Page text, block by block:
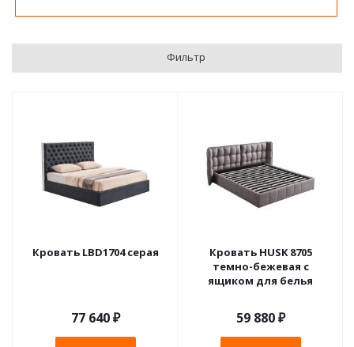
Фильтр
Кровать LBD1704 серая
77 640₽
Кровать HUSK 8705
темно-бежевая с
ящиком для белья
59 880₽